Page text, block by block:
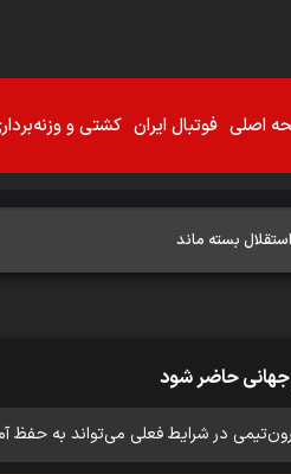
اصلی فوتبال ایران کشتی و
بسته ماند
جهانی حاضر شود
در شرایط فعلی می‌تواند به حفظ